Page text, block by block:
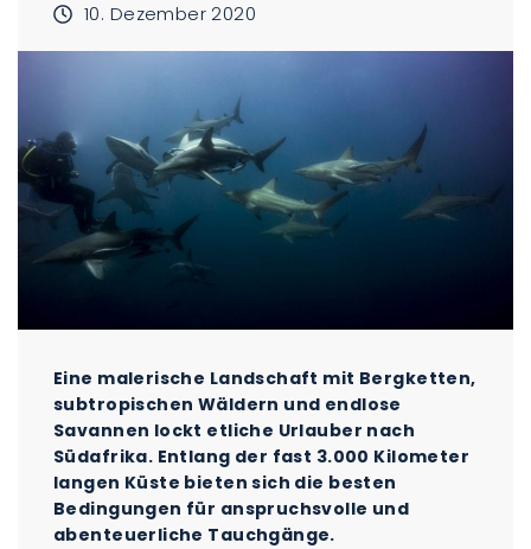
10. Dezember 2020
Eine malerische Landschaft mit Bergketten,
subtropischen Wäldern und endlose
Savannen lockt etliche Urlauber nach
Südafrika. Entlang der fast 3.000 Kilometer
langen Küste bieten sich die besten
Bedingungen für anspruchsvolle und
abenteuerliche Tauchgänge.